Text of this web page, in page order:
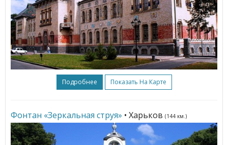
Подробнее Показать На Карте
Фонтан «Зеркальная струя» • Харьков (144 км.)